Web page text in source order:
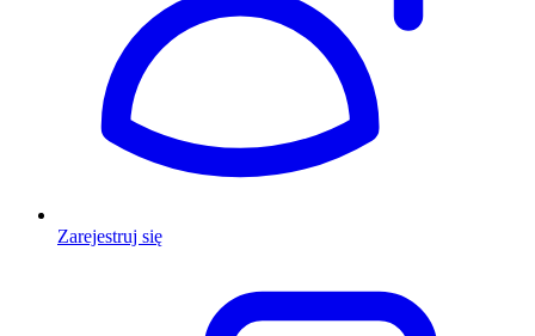
Zarejestruj się